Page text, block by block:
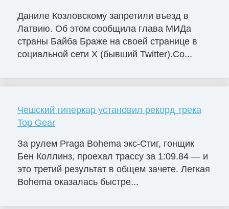
Даниле Козловскому запретили въезд в
Латвию. Об этом сообщила глава МИДа
страны Байба Браже на своей странице в
социальной сети X (бывший Twitter).Со...
Чешский гиперкар установил рекорд трека
Top Gear
За рулем Praga Bohema экс-Стиг, гонщик
Бен Коллинз, проехал трассу за 1:09.84 — и
это третий результат в общем зачете. Легкая
Bohema оказалась быстре...